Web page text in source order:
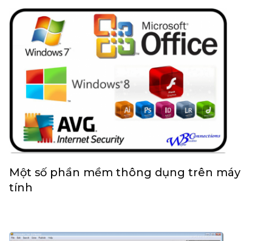
Một số phần mềm thông dụng trên máy
tính